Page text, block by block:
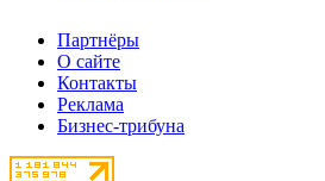
Партнёры
О сайте
Контакты
Реклама
Бизнес-трибуна